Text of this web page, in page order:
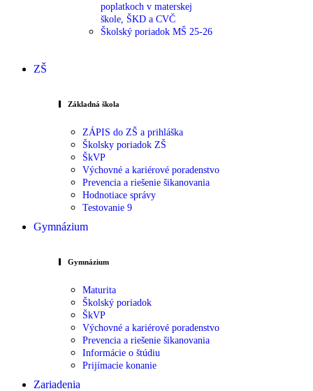
poplatkoch v materskej
škole, ŠKD a CVČ
Školský poriadok MŠ 25-26
ZŠ
Základná škola
ZÁPIS do ZŠ a prihláška
Školsky poriadok ZŠ
ŠkVP
Výchovné a kariérové poradenstvo
Prevencia a riešenie šikanovania
Hodnotiace správy
Testovanie 9
Gymnázium
Gymnázium
Maturita
Školský poriadok
ŠkVP
Výchovné a kariérové poradenstvo
Prevencia a riešenie šikanovania
Informácie o štúdiu
Prijímacie konanie
Zariadenia